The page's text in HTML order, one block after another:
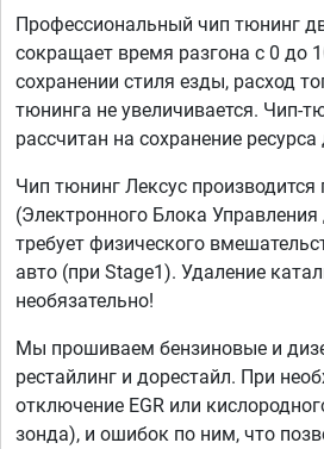
Профессиональный чип тюнинг
сокращает время разгона с 0 до
сохранении стиля езды, расход
тюнинга не увеличивается. Чип-
рассчитан на сохранение
Чип тюнинг Лексус
(Электронного Блока
требует физического
авто (при Stage1). Удаление
необязательно!
Мы прошиваем бензиновые и
рестайлинг и дорестайл. При
отключение EGR или
зонда), и ошибок по ним, что